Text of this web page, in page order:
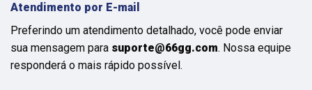
Atendimento por E-mail
Preferindo um atendimento detalhado, você pode enviar
sua mensagem para suporte@66gg.com. Nossa equipe
responderá o mais rápido possível.